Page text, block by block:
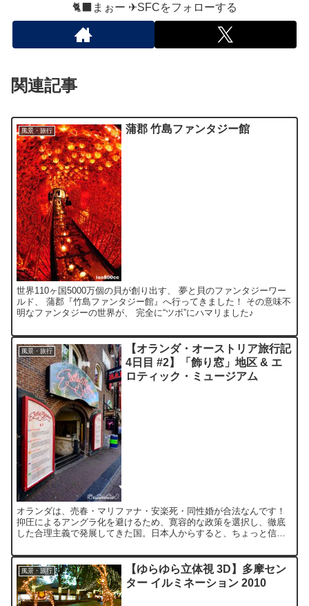
🐈‍⬛まぉー ✈︎SFCをフォローする
関連記事
風景・旅行 蒲郡 竹島ファンタジー館
世界110ヶ国5000万個の貝が創り出す、 夢と貝のファンタジーワー
ルド、 蒲郡『竹島ファンタジー館』へ行ってきました！ その意味不
明なファンタジーの世界が、 完全に“ツボ”にハマリました♪
風景・旅行
【オランダ・オーストリア旅行記
4日目 #2】「飾り窓」地区 & エ
ロティック・ミュージアム
オランダは、売春・マリファナ・安楽死・同性婚が合法なんです！
抑圧によるアングラ化を避けるため、寛容的な政策を選択し、徹底
した合理主義で発展してきた国。日本人からすると、ちょっと信じ
風景・旅行
【ゆらゆら立体視 3D】多摩セン
ター イルミネーション 2010